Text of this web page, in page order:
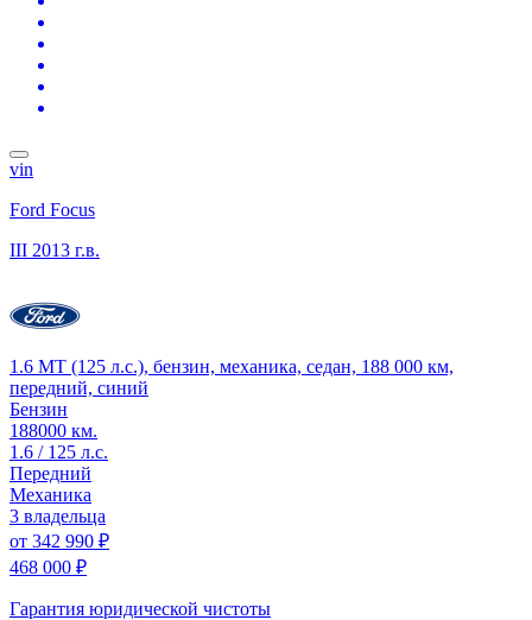
vin
Ford Focus
III 2013 г.в.
1.6 MT (125 л.с.), бензин, механика, седан, 188 000 км,
передний, синий
Бензин
188000 км.
1.6 / 125 л.с.
Передний
Механика
3 владельца
от 342 990 ₽
468 000 ₽
Гарантия юридической чистоты